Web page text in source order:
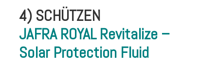
4) SCHÜTZEN
JAFRA ROYAL Revitalize –
Solar Protection Fluid